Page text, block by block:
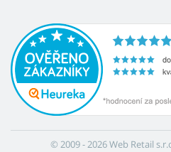
© 2009 - 2026 Web Retail